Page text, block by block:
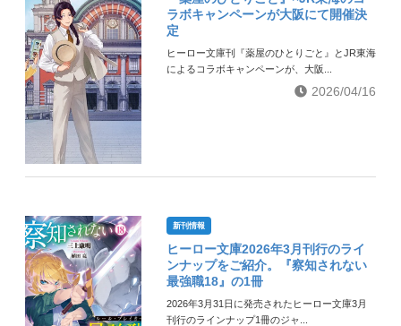
ラボキャンペーンが大阪にて開催決
定
ヒーロー文庫刊『薬屋のひとりごと』とJR東海
によるコラボキャンペーンが、大阪...
2026/04/16
新刊情報
ヒーロー文庫2026年3月刊行のライ
ンナップをご紹介。『察知されない
最強職18』の1冊
2026年3月31日に発売されたヒーロー文庫3月
刊行のラインナップ1冊のジャ...